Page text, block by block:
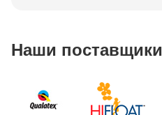
Наши поставщики